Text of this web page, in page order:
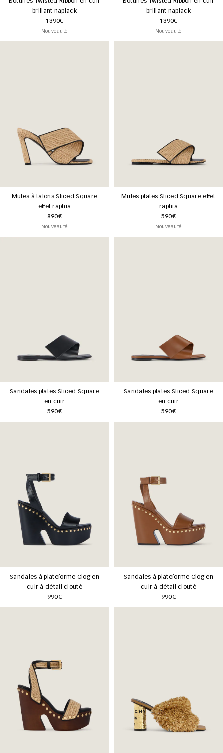
Bottines Twisted Ribbon en cuir
brillant naplack
1390€
Nouveauté
Bottines Twisted Ribbon en cuir
brillant naplack
1390€
Nouveauté
Mules à talons Sliced Square
effet raphia
890€
Nouveauté
Mules plates Sliced Square effet
raphia
590€
Nouveauté
Sandales plates Sliced Square
en cuir
590€
Sandales plates Sliced Square
en cuir
590€
Sandales à plateforme Clog en
cuir à détail clouté
990€
Sandales à plateforme Clog en
cuir à détail clouté
990€